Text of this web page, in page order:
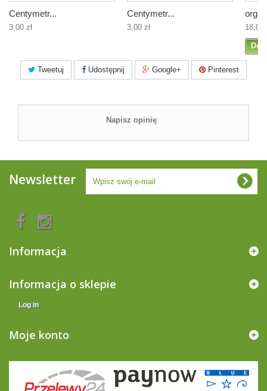
Centymetr...
3,00 zł
Centymetr...
3,00 zł 18,00
Tweetuj Udostępnij Google+ Pinterest
Napisz opinię
Newsletter
Informacja
Informacja o sklepie
Log in
Moje konto